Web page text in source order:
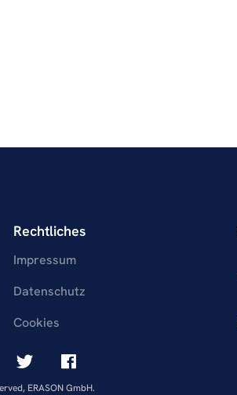
Rechtliches
Impressum
Datenschutz
Cookies
ERASON GmbH.